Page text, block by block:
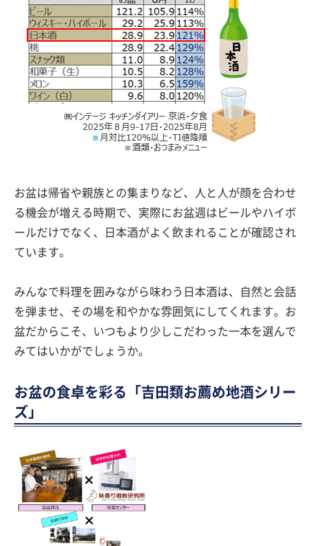
お盆は帰省や親族との集まりなど、人と人が顔を合わせ
る機会が増える時期で、実際にお盆週はビールやハイボ
ールだけでなく、日本酒がよく飲まれることが確認され
ています。
みんなで料理を囲みながら味わう日本酒は、自然と会話
を弾ませ、その場を和やかな雰囲気にしてくれます。お
盆だからこそ、いつもより少しこだわった一本を選んで
みてはいかがでしょうか。
お盆の食卓を彩る「吉田類お薦め地酒シリー
ズ」